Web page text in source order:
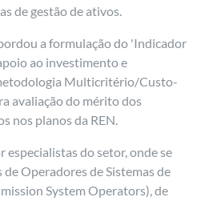
de gestão de ativos.
a formulação do 'Indicador
ao investimento e
Multicritério/Custo-
avaliação do mérito dos
nos planos da REN.
especialistas do setor, onde se
Operadores de Sistemas de
System Operators), de